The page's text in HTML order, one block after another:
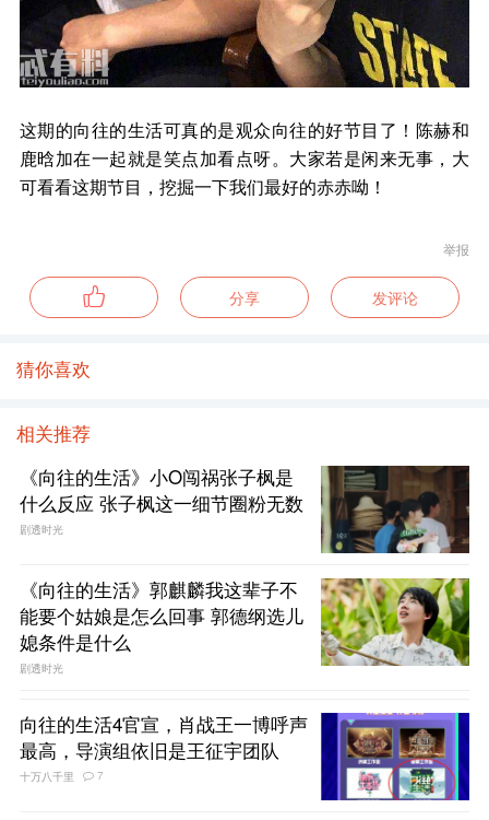
这期的向往的生活可真的是观众向往的好节目了！陈赫和
鹿晗加在一起就是笑点加看点呀。大家若是闲来无事，大
可看看这期节目，挖掘一下我们最好的赤赤呦！
举报
分享 发评论
猜你喜欢
相关推荐
《向往的生活》小O闯祸张子枫是
什么反应 张子枫这一细节圈粉无数
剧透时光
《向往的生活》郭麒麟我这辈子不
能要个姑娘是怎么回事 郭德纲选儿
媳条件是什么
剧透时光
向往的生活4官宣，肖战王一博呼声
最高，导演组依旧是王征宇团队
十万八千里 7